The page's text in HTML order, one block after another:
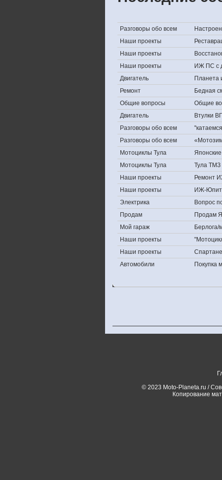
Разговоры обо всем
Наши проекты
Наши проекты
Наши проекты
ИЖ ПС с
Двигатель
Планета
Ремонт
Бедная
Общие вопросы
Общие
Двигатель
Втулки
Разговоры обо всем
Разговоры обо всем
Мотоциклы Тула
Мотоциклы Тула
Тула ТМЗ
Наши проекты
Ремонт
Наши проекты
ИЖ-
Электрика
Вопрос
Продам
Продам
Мой гараж
Берлога/
Наши проекты
Наши проекты
Автомобили
Покупка
© 2023 Moto-Planeta.ru /
Копирование